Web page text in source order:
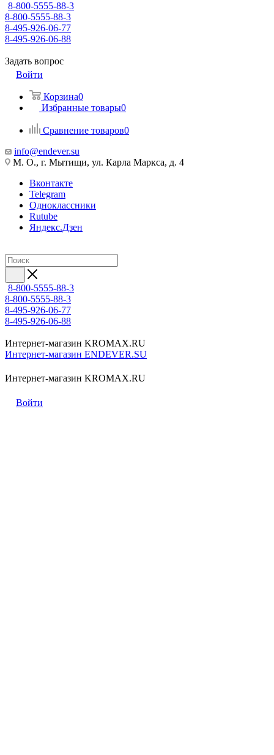
8-800-5555-88-3
8-800-5555-88-3
8-495-926-06-77
8-495-926-06-88
Задать вопрос
Войти
Корзина0
Избранные товары0
Сравнение товаров0
info@endever.su
М. О., г. Мытищи, ул. Карла Маркса, д. 4
Вконтакте
Telegram
Одноклассники
Rutube
Яндекс.Дзен
8-800-5555-88-3
8-800-5555-88-3
8-495-926-06-77
8-495-926-06-88
Интернет-магазин KROMAX.RU
Интернет-магазин ENDEVER.SU
Интернет-магазин KROMAX.RU
Войти